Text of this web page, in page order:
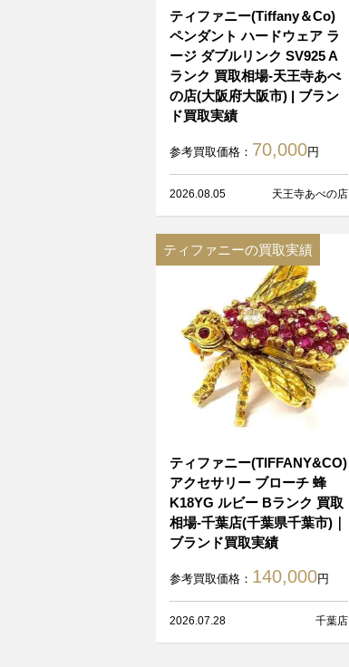
ティファニー(Tiffany＆Co)
ペンダント ハードウェア ラ
ージ ダブルリンク SV925 A
ランク 買取相場-天王寺あべ
の店(大阪府大阪市) | ブラン
ド買取実績
参考買取価格： 70,000円
2026.08.05 天王寺あべの店
ティファニーの買取実績
ティファニー(TIFFANY&CO)
アクセサリー ブローチ 蜂
K18YG ルビー Bランク 買取
相場-千葉店(千葉県千葉市)｜
ブランド買取実績
参考買取価格： 140,000円
2026.07.28 千葉店